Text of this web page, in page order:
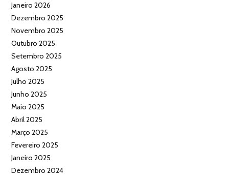
Janeiro 2026
Dezembro 2025
Novembro 2025
Outubro 2025
Setembro 2025
Agosto 2025
Julho 2025
Junho 2025
Maio 2025
Abril 2025
Março 2025
Fevereiro 2025
Janeiro 2025
Dezembro 2024